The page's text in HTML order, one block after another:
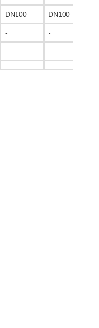
DN100 DN100
- -
- -